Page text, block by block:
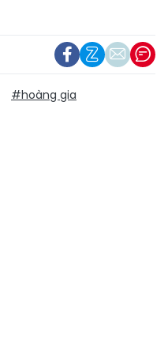
#hoàng gia